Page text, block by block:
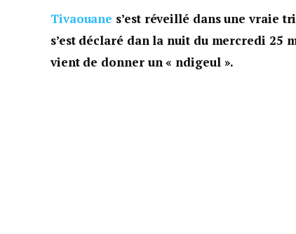
Tivaouane s’est réveillé dans une vraie
s’est déclaré dan la nuit du mercredi 25
vient de donner un « ndigeul ».